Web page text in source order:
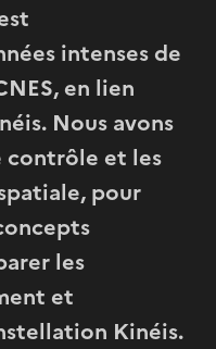
intenses de
en lien
Nous avons
contrôle et les
pour
les
et
Kinéis.